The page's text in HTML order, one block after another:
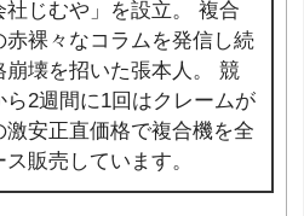
社じむや」を設立。 複合
赤裸々なコラムを発信し続
崩壊を招いた張本人。 競
ら2週間に1回はクレームが
激安正直価格で複合機を全
ス販売しています。